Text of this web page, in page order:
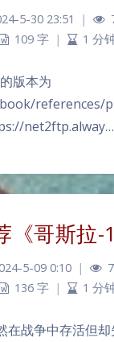
5-30 23:51 |
109 字
| 1 分
版本为
net2ftp.alway…
《哥斯拉-
5-09 0:10 |
136 字
| 1 分
战争中存活但